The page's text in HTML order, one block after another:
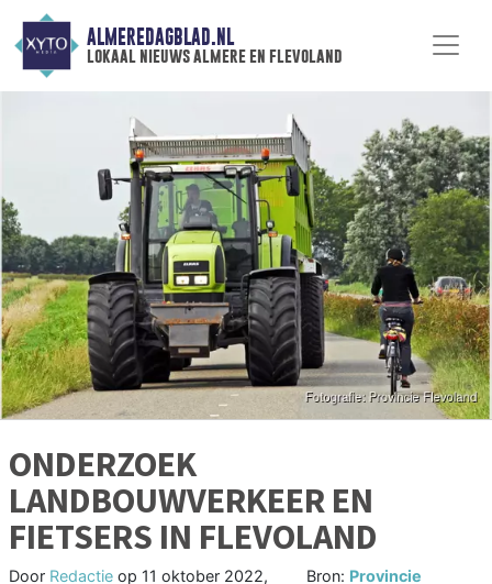
ALMEREDAGBLAD.NL
lokaal nieuws almere en flevoland
ONDERZOEK
LANDBOUWVERKEER EN
FIETSERS IN FLEVOLAND
Door Redactie op 11 oktober 2022,
Bron: Provincie